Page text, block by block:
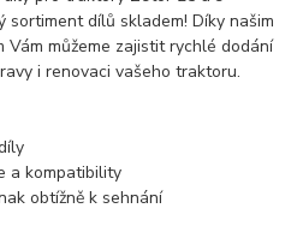
sortiment dílů skladem! Díky našim
Vám můžeme zajistit rychlé dodání
i renovaci vašeho traktoru.
a kompatibility
obtížně k sehnání